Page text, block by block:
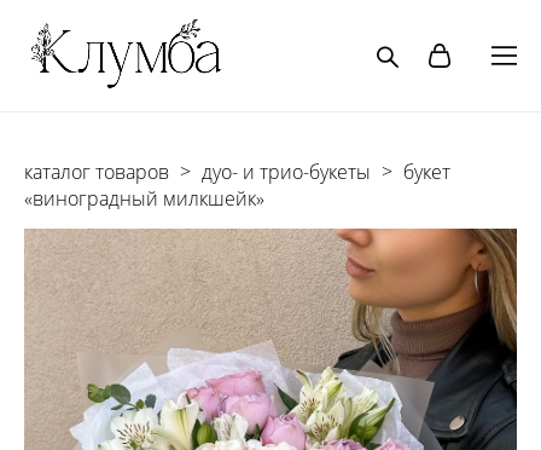
каталог товаров > дуо- и трио-букеты > букет
«виноградный милкшейк»